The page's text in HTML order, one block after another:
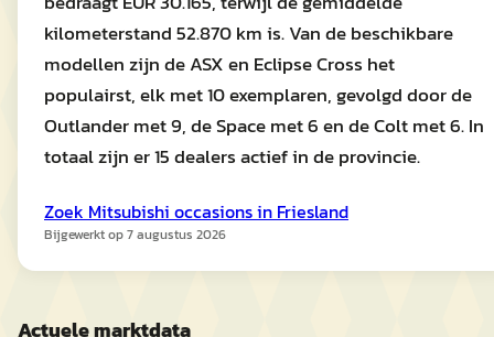
kilometerstand 52.870 km is. Van de beschikbare
modellen zijn de ASX en Eclipse Cross het
populairst, elk met 10 exemplaren, gevolgd door de
Outlander met 9, de Space met 6 en de Colt met 6. In
totaal zijn er 15 dealers actief in de provincie.
Zoek Mitsubishi occasions in Friesland
Bijgewerkt op7 augustus 2026
Actuele marktdata